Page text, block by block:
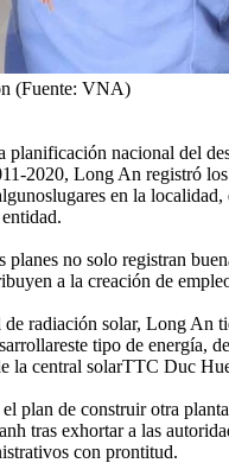
(Fuente: VNA)
planificación nacional del
2020, Long An registró
en la
planes no solo registran
a la creación de
radiación solar, Long An
tipo de energía,
la central solarTTC Duc
plan de construir otra
tras exhortar a las
con prontitud.